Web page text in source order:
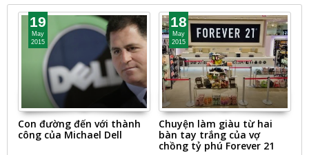
19
May
2015
Con đường đến với thành
công của Michael Dell
18
May
2015
Chuyện làm giàu từ hai
bàn tay trắng của vợ
chồng tỷ phú Forever 21